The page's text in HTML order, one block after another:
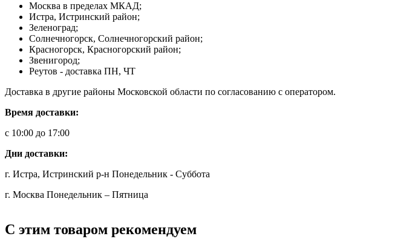
Москва в пределах МКАД;
Истра, Истринский район;
Зеленоград;
Солнечногорск, Солнечногорский район;
Красногорск, Красногорский район;
Звенигород;
Реутов - доставка ПН, ЧТ
Доставка в другие районы Московской области по согласованию с оператором.
Время доставки:
с 10:00 до 17:00
Дни доставки:
г. Истра, Истринский р-н Понедельник - Суббота
г. Москва Понедельник – Пятница
С этим товаром рекомендуем